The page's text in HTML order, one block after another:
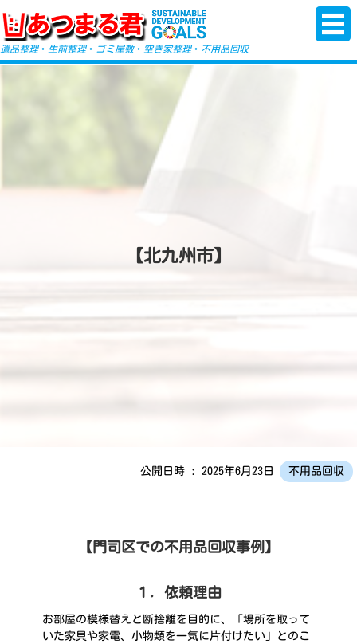
-->
遺品整理・ 生前整理・ ゴミ屋敷・ 空き家整理・ 不用品回収
【北九州市】
公開日時 : 2025年6月23日 不用品回収
【門司区での不用品回収事例】
１．依頼理由
お部屋の模様替えと断捨離を目的に、「場所を取って
いた家具や家電、小物類を一気に片付けたい」とのこ